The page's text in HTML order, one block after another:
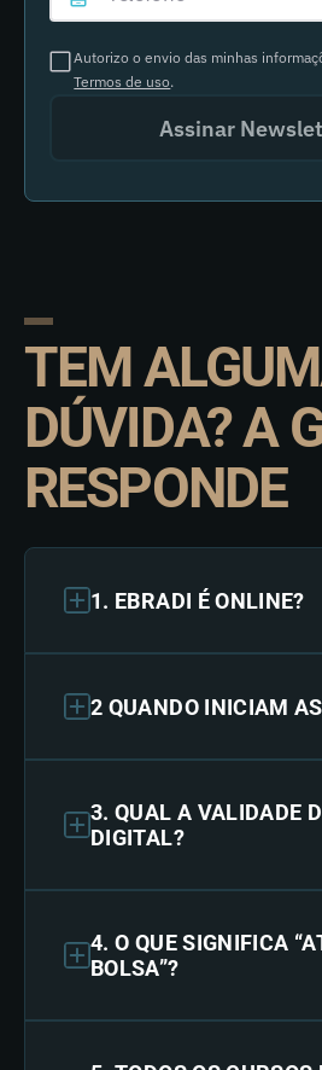
Autorizo o envio das minhas
Termos de uso.
Assinar
TEM
DÚVIDA? A
RESPONDE
1. EBRADI É ONLINE?
2 QUANDO INICIAM
3. QUAL A VALIDADE
DIGITAL?
4. O QUE SIGNIFICA
BOLSA”?